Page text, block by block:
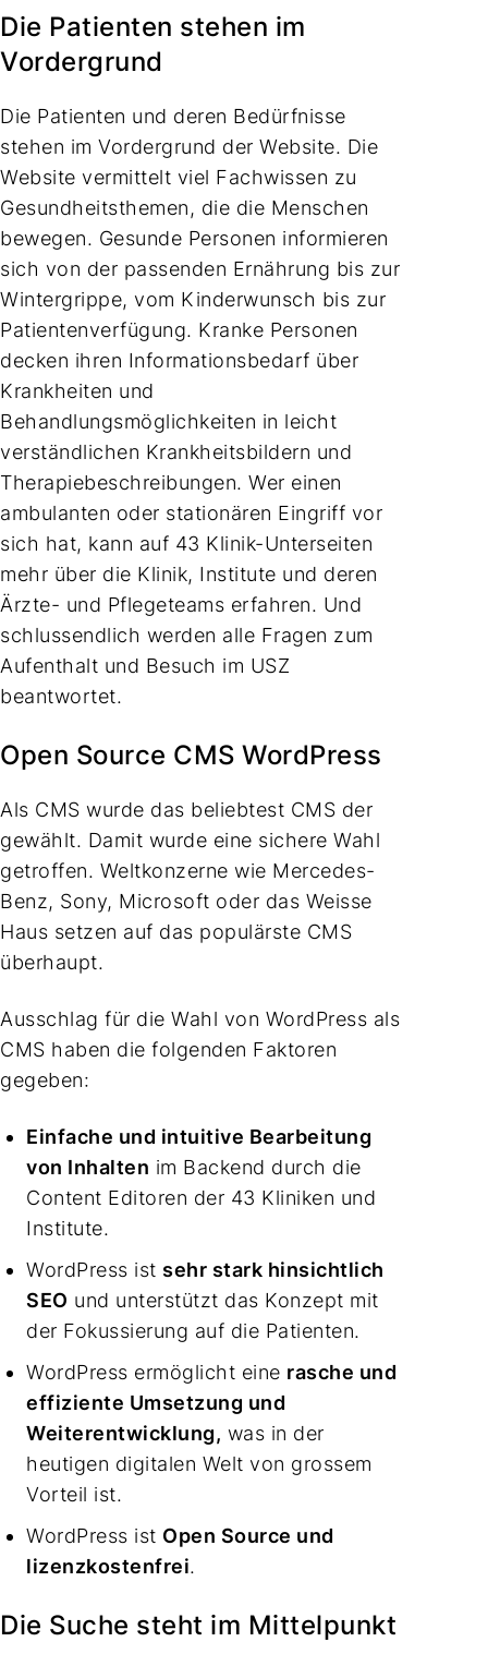
Die Patienten stehen im
Vordergrund
Die Patienten und deren Bedürfnisse
stehen im Vordergrund der Website. Die
Website vermittelt viel Fachwissen zu
Gesundheitsthemen, die die Menschen
bewegen. Gesunde Personen informieren
sich von der passenden Ernährung bis zur
Wintergrippe, vom Kinderwunsch bis zur
Patientenverfügung. Kranke Personen
decken ihren Informationsbedarf über
Krankheiten und
Behandlungsmöglichkeiten in leicht
verständlichen Krankheitsbildern und
Therapiebeschreibungen. Wer einen
ambulanten oder stationären Eingriff vor
sich hat, kann auf 43 Klinik-Unterseiten
mehr über die Klinik, Institute und deren
Ärzte- und Pflegeteams erfahren. Und
schlussendlich werden alle Fragen zum
Aufenthalt und Besuch im USZ
beantwortet.
Open Source CMS WordPress
Als CMS wurde das beliebtest CMS der
gewählt. Damit wurde eine sichere Wahl
getroffen. Weltkonzerne wie Mercedes-
Benz, Sony, Microsoft oder das Weisse
Haus setzen auf das populärste CMS
überhaupt.
Ausschlag für die Wahl von WordPress als
CMS haben die folgenden Faktoren
gegeben:
Einfache und intuitive Bearbeitung
von Inhalten im Backend durch die
Content Editoren der 43 Kliniken und
Institute.
WordPress ist sehr stark hinsichtlich
SEO und unterstützt das Konzept mit
der Fokussierung auf die Patienten.
WordPress ermöglicht eine rasche und
effiziente Umsetzung und
Weiterentwicklung, was in der
heutigen digitalen Welt von grossem
Vorteil ist.
WordPress ist Open Source und
lizenzkostenfrei.
Die Suche steht im Mittelpunkt